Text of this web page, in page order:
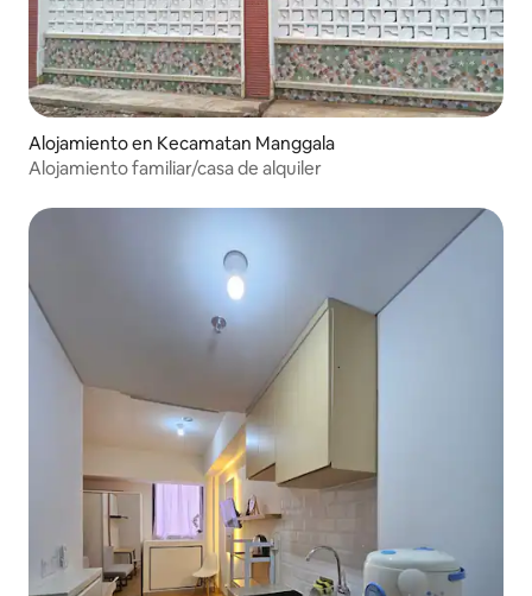
Alojamiento en Kecamatan Manggala
Alojamiento familiar/casa de alquiler